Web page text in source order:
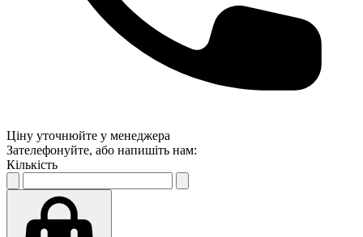
Ціну уточнюйте у менеджера
Зателефонуйте, або напишіть нам:
Кількість